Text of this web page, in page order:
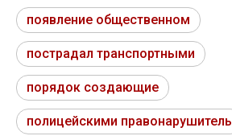
появление общественном
пострадал транспортными
порядок создающие
полицейскими правонарушитель